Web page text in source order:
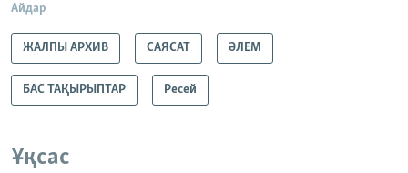
Айдар
ЖАЛПЫ АРХИВ САЯСАТ ӘЛЕМ
БАС ТАҚЫРЫПТАР Ресей
Ұқсас